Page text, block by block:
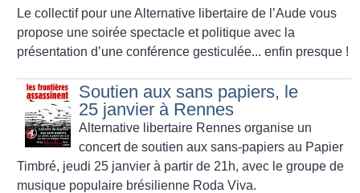
Le collectif pour une Alternative libertaire de l’Aude vous
propose une soirée spectacle et politique avec la
présentation d’une conférence gesticulée... enfin presque !
Soutien aux sans papiers, le
25 janvier à Rennes
Alternative libertaire Rennes organise un
concert de soutien aux sans-papiers au Papier
Timbré, jeudi 25 janvier à partir de 21h, avec le groupe de
musique populaire brésilienne Roda Viva.